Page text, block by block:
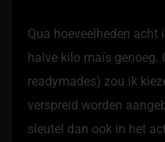
Qua hoeveelheden acht
halve kilo maïs genoeg.
readymades) zou ik
verspreid worden
sleutel dan ook in het